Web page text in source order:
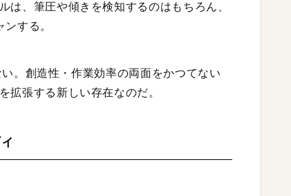
は、筆圧や傾きを検知するのはもちろん、
する。
。創造性・作業効率の両面をかつてない
拡張する新しい存在なのだ。